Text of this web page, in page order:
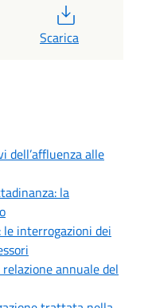
Scarica
dell’affluenza alle
la
interrogazioni dei
annuale del